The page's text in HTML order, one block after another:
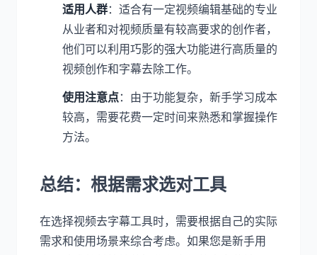
适用人群：适合有一定视频编辑基础的专业
从业者和对视频质量有较高要求的创作者，
他们可以利用巧影的强大功能进行高质量的
视频创作和字幕去除工作。
使用注意点：由于功能复杂，新手学习成本
较高，需要花费一定时间来熟悉和掌握操作
方法。
总结：根据需求选对工具
在选择视频去字幕工具时，需要根据自己的实际
需求和使用场景来综合考虑。如果您是新手用